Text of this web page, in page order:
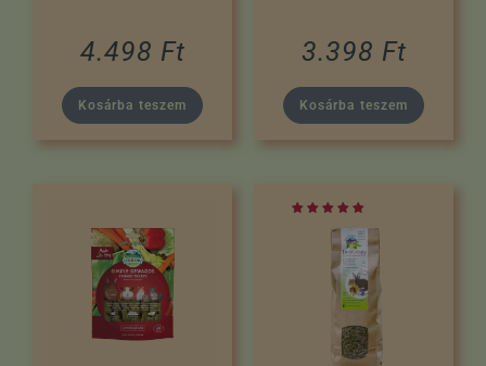
4.498 Ft
Kosárba teszem
3.398 Ft
Kosárba teszem